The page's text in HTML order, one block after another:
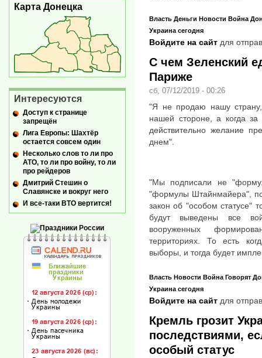
Власть Деньги Новости Война
Украина сегодня
Войдите на сайт для
С чем Зеленский
Париже
сб, 07/12/2019 - 00:26
"Я не продаю нашу
нашей стороне, а когда
действительно желание
днем".
"Мы подписали не
"формулы Штайнмайера",
закон об "особом статусе"
будут выведены все
вооруженных
территориях. То есть
выборы, и тогда будет
Власть Новости Война Говорят
Украина сегодня
Войдите на сайт для
Кремль грозит
последствиями,
особый статус
Карта Донецка
Интересуются
Доступ к странице
запрещён
Лига Европы: Шахтёр
остается совсем один
Несколько слов то ли про
АТО, то ли про войну, то ли
про рейдеров
Дмитрий Стешин о
Славянске и вокруг него
И все-таки ВТО вертится!